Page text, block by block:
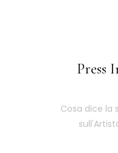
Press
Cosa dice la